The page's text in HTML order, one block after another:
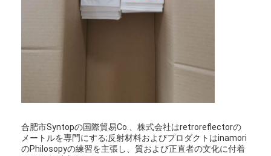
わたしたち に つい て
ニュース
事件
合肥市Syntopの国際貿易Co.、株式会社はretroreflectorの
メートルを専門にする;反射材料およびプロダクトはinamori
のPhilosopyの練習を主張し、質および正直者の文化に付着